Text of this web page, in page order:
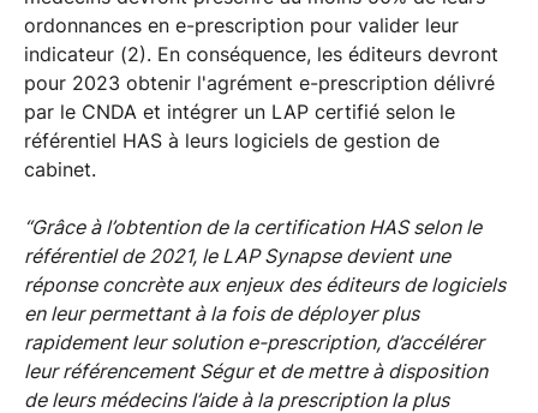
ordonnances en e-prescription pour valider leur
indicateur (2). En conséquence, les éditeurs devront
pour 2023 obtenir l'agrément e-prescription délivré
par le CNDA et intégrer un LAP certifié selon le
référentiel HAS à leurs logiciels de gestion de
cabinet.
“Grâce à l’obtention de la certification HAS selon le
référentiel de 2021, le LAP Synapse devient une
réponse concrète aux enjeux des éditeurs de logiciels
en leur permettant à la fois de déployer plus
rapidement leur solution e-prescription, d’accélérer
leur référencement Ségur et de mettre à disposition
de leurs médecins l’aide à la prescription la plus